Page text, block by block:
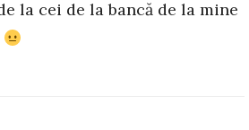
la cei de la bancă de la mine